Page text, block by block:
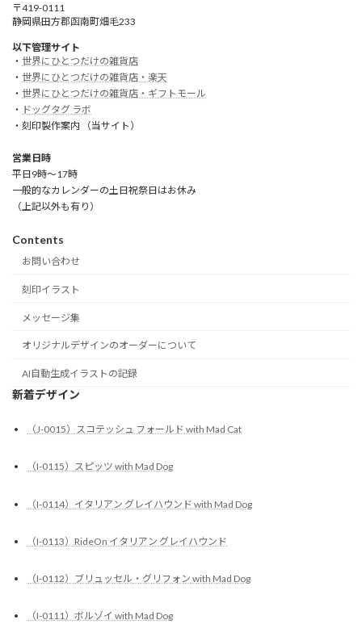
〒419-0111
静岡県田方郡函南町畑毛233
以下管理サイト
・ 世界にひとつだけの雑貨店
・ 世界にひとつだけの雑貨店・楽天
・ 世界にひとつだけの雑貨店・ギフトモール
・ ドッグタグ ラボ
・刻印製作案内 （当サイト）
営業日時
平日9時～17時
一般的なカレンダーの土日祝祭日はお休み
（上記以外も有り）
Contents
お問い合わせ
刻印イラスト
メッセージ集
オリジナルデザインのオーダーについて
AI自動生成イラストの記録
新着デザイン
（J-0015）スコテッシュ フォールド with Mad Cat
（I-0115）スピッツ with Mad Dog
（I-0114）イタリアン グレイハウンド with Mad Dog
（I-0113）RideOn イタリアン グレイハウンド
（I-0112）ブリュッセル・グリフォン with Mad Dog
（I-0111）ボルゾイ with Mad Dog